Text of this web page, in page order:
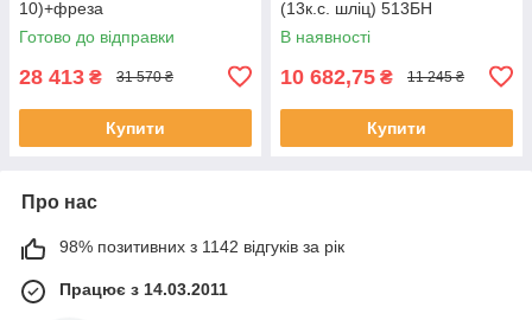
10)+фреза
Готово до відправки
28 413 ₴ 31 570 ₴
Купити
(13к.с. шліц) 513БН
В наявності
10 682,75 ₴ 11 245 ₴
Купити
Про нас
98% позитивних з 1142 відгуків за рік
Працює з 14.03.2011